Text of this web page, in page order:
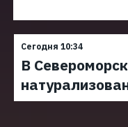
Сегодня 10:34
В